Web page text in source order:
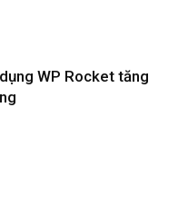
WP Rocket tăng